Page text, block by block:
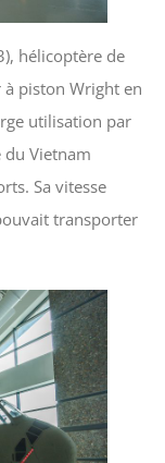
hélicoptère de
piston Wright en
utilisation par
du Vietnam
Sa vitesse
transporter